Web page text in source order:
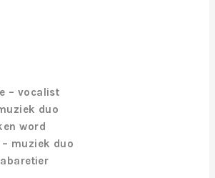
– vocalist
duo
word
muziek duo